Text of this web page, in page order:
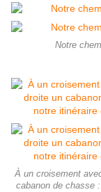
Notre
À un croisement
cabanon de chasse